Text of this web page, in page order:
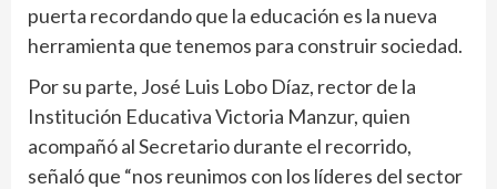
puerta recordando que la educación es la nueva
herramienta que tenemos para construir sociedad.
Por su parte, José Luis Lobo Díaz, rector de la
Institución Educativa Victoria Manzur, quien
acompañó al Secretario durante el recorrido,
señaló que “nos reunimos con los líderes del sector